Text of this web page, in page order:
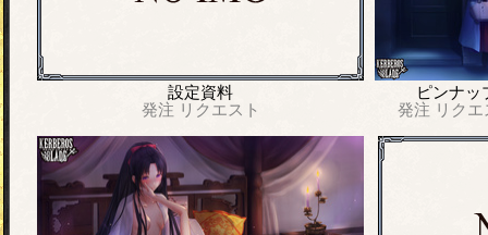
設定資料
発注 リクエスト
ピンナッ
発注 リク